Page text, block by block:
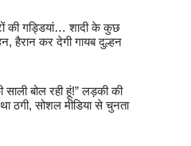
की गड्डियां… शादी के कुछ
हैरान कर देगी गायब दुल्हन
बोल रही हूं!” लड़की की
ठगी, सोशल मीडिया से चुनता